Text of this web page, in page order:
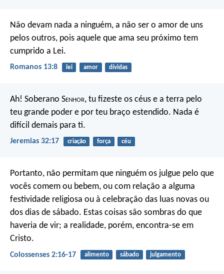
Não devam nada a ninguém, a não ser o amor de uns
pelos outros, pois aquele que ama seu próximo tem
cumprido a Lei.
Romanos 13:8 lei amor dívidas
Ah! Soberano Senhor, tu fizeste os céus e a terra pelo
teu grande poder e por teu braço estendido. Nada é
difícil demais para ti.
Jeremias 32:17 criação força céu
Portanto, não permitam que ninguém os julgue pelo que
vocês comem ou bebem, ou com relação a alguma
festividade religiosa ou à celebração das luas novas ou
dos dias de sábado. Estas coisas são sombras do que
haveria de vir; a realidade, porém, encontra-se em
Cristo.
Colossenses 2:16-17 alimento sábado julgamento